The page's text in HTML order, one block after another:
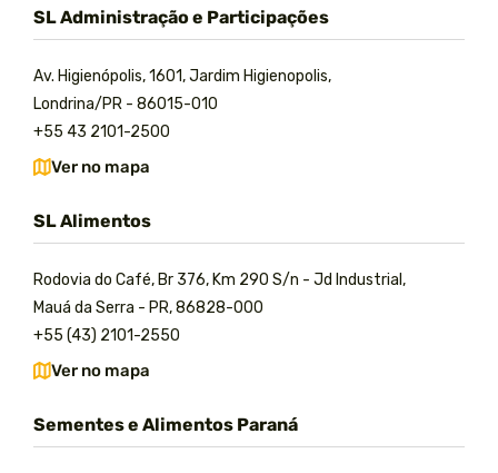
SL Administração e Participações
Av. Higienópolis, 1601, Jardim Higienopolis,
Londrina/PR - 86015-010
+55 43 2101-2500
Ver no mapa
SL Alimentos
Rodovia do Café, Br 376, Km 290 S/n - Jd Industrial,
Mauá da Serra - PR, 86828-000
+55 (43) 2101-2550
Ver no mapa
Sementes e Alimentos Paraná